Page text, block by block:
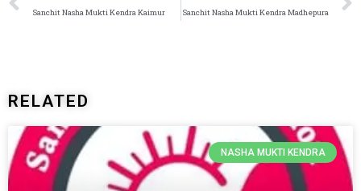
Sanchit Nasha Mukti Kendra Kaimur Sanchit Nasha Mukti Kendra Madhepura
RELATED
NASHA MUKTI KENDRA